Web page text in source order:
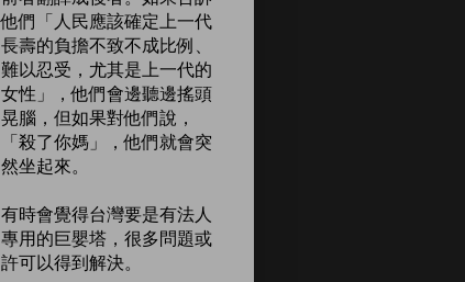
他們「人民應該確定上一代
長壽的負擔不致不成比例、
難以忍受，尤其是上一代的
女性」，他們會邊聽邊搖頭
晃腦，但如果對他們說，
「殺了你媽」，他們就會突
然坐起來。
有時會覺得台灣要是有法人
專用的巨嬰塔，很多問題或
許可以得到解決。